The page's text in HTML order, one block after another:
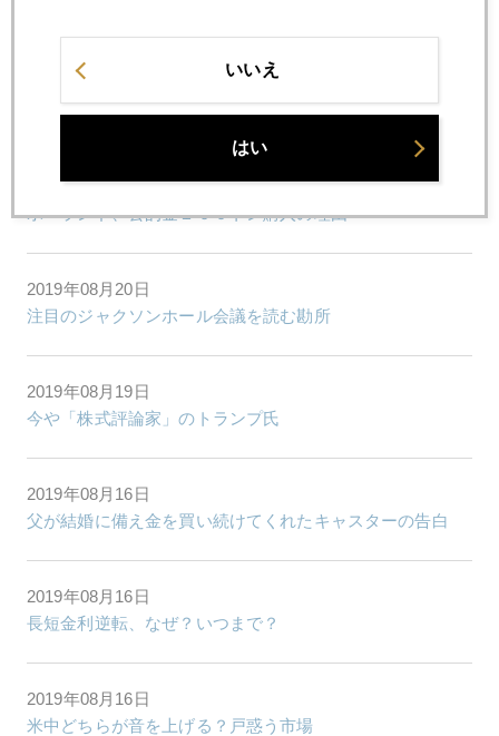
2019年08月22日
ドイツ「金利沈没」の衝撃
2019年08月22日
ポーランド、公的金１００トン購入の理由
2019年08月20日
注目のジャクソンホール会議を読む勘所
2019年08月19日
今や「株式評論家」のトランプ氏
2019年08月16日
父が結婚に備え金を買い続けてくれたキャスターの告白
2019年08月16日
長短金利逆転、なぜ？いつまで？
2019年08月16日
米中どちらが音を上げる？戸惑う市場
いいえ
はい